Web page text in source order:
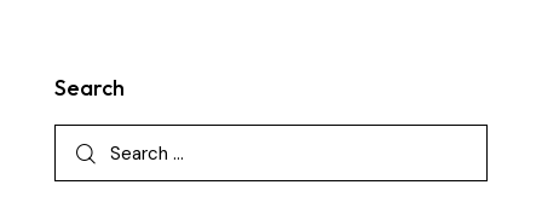
Search